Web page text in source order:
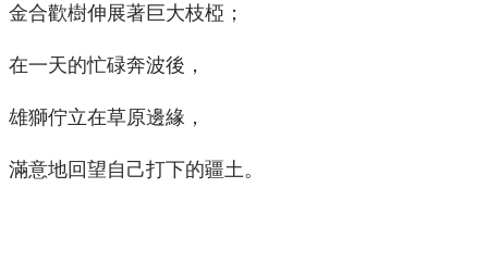
金合歡樹伸展著巨大枝椏；
在一天的忙碌奔波後，
雄獅佇立在草原邊緣，
滿意地回望自己打下的疆土。